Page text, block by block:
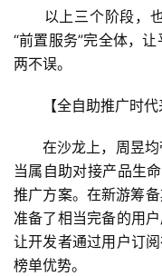
手
单
机
游
戏
以上三个阶段，也
“前置服务”完全体，
两不误。
【全自助推广时代
在沙龙上，周昱均
当属自助对接产品生
推广方案。在新游筹
准备了相当完备的用
让开发者通过用户订
榜单优势。